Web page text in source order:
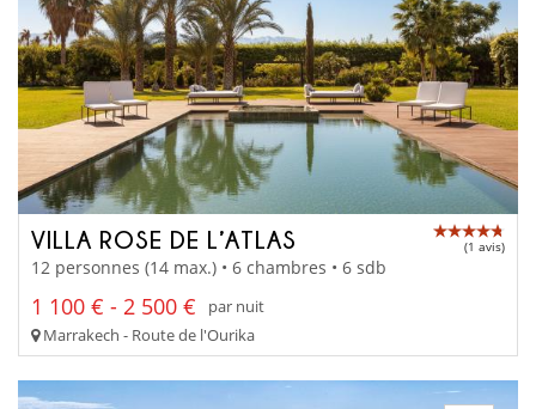
VILLA ROSE DE L’ATLAS (1 avis)
12 personnes (14 max.) • 6 chambres • 6 sdb
1 100 € - 2 500 €
par nuit
Marrakech - Route de l'Ourika